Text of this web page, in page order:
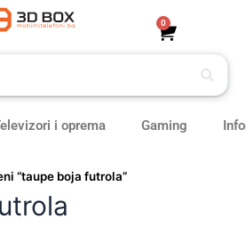
0
Cart
i oprema Gaming
“taupe boja futrola”